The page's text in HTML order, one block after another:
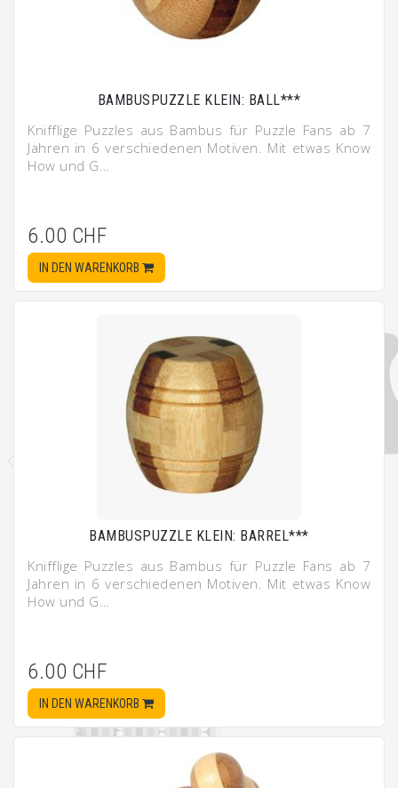
BAMBUSPUZZLE KLEIN: BALL***
Knifflige Puzzles aus Bambus für Puzzle Fans ab 7
Jahren in 6 verschiedenen Motiven. Mit etwas Know
How und G…
6.00 CHF
IN DEN WARENKORB
BAMBUSPUZZLE KLEIN: BARREL***
Knifflige Puzzles aus Bambus für Puzzle Fans ab 7
Jahren in 6 verschiedenen Motiven. Mit etwas Know
How und G…
6.00 CHF
IN DEN WARENKORB